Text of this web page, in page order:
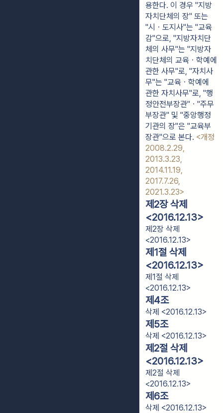
용한다. 이 경우 "지방
자치단체의 장" 또는
"시ㆍ도지사"는 "교육
감"으로, "지방자치단
체의 사무"는 "지방자
치단체의 교육ㆍ학예에
관한 사무"로, "자치사
무"는 "교육ㆍ학예에
관한 자치사무"로, "행
정안전부장관"ㆍ"주무
부장관" 및 "중앙행정
기관의 장"은 "교육부
장관"으로 본다. <개정
2008.2.29,
2013.3.23,
2014.11.19,
2017.7.26,
2021.3.23>
제2장 삭제
<2016.12.13>
제2장 삭제
<2016.12.13>
제1절 삭제
<2016.12.13>
제1절 삭제
<2016.12.13>
제4조
삭제 <2016.12.13>
제5조
삭제 <2016.12.13>
제2절 삭제
<2016.12.13>
제2절 삭제
<2016.12.13>
제6조
삭제 <2016.12.13>